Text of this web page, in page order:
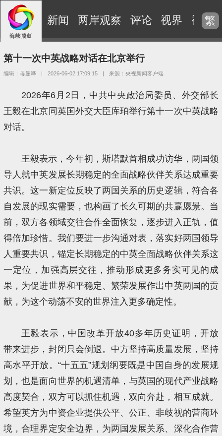
新闻 两岸观察 评论 视界 视频
繁
第十一次中英战略对话在北京举行
编辑：母曼晔 | 2026-06-02 17:09:15 | 来源：央视新闻客户端
2026年6月2日，中共中央政治局委员、外交部长
王毅在北京同英国外交大臣库珀举行第十一次中英战略
对话。
王毅表示，今年初，斯塔默首相成功访华，两国领
导人就中英发展长期稳定的全面战略伙伴关系达成重要
共识。这一新定位反映了两国关系的历史逻辑，符合各
自发展的现实需要，也构画了长久可期的共赢愿景。当
前，双方各领域交往合作全面恢复，逐步进入正轨，值
得倍加珍惜。我们要进一步沟通对表，落实好两国领导
人重要共识，锚定长期稳定的中英全面战略伙伴关系这
一定位，加强高层交往，推动形成更多务实可见的成
果，为促进世界和平稳定、繁荣发展作出中英两国的贡
献，为这个动荡不安的世界注入更多确定性。
王毅表示，中国改革开放40多年历史证明，开放
带来进步，封闭只会倒退。中方坚持高质量发展，坚持
高水平开放。“十五五”规划纲要既是中国自身的发展规
划，也是面向世界的机遇清单，与英国的现代产业战略
高度契合，双方可以抓住机遇，双向奔赴，相互成就。
希望英方为中资企业提供公平、公正、非歧视的营商环
境，合理界定安全边界，为两国发展关系、深化合作营